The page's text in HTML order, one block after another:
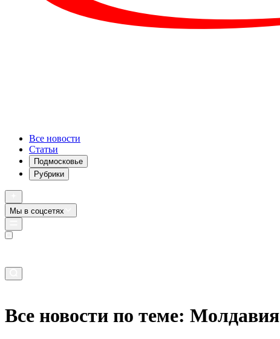
Все новости
Статьи
Подмосковье
Рубрики
Мы в соцсетях
Все новости по теме: Молдавия